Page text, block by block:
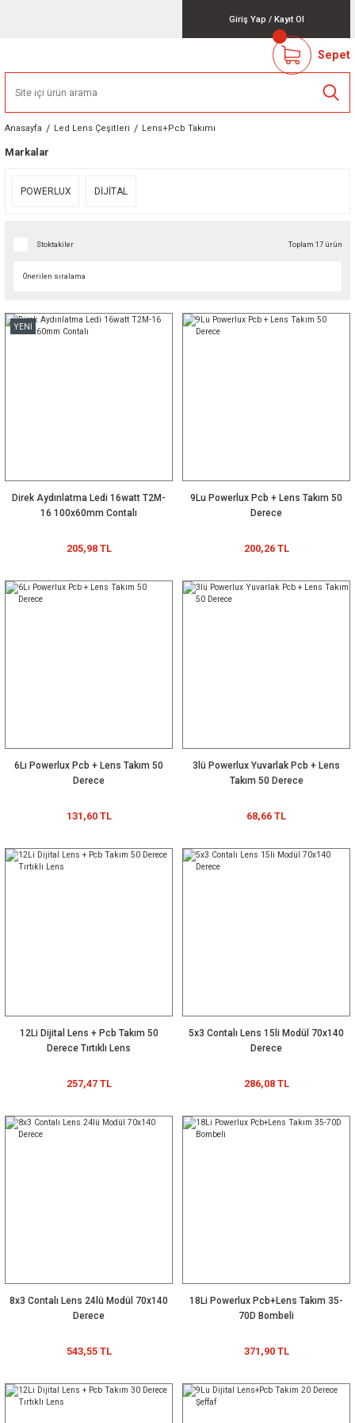
Giriş Yap / Kayıt Ol
Sepet
Anasayfa Led Lens Çeşitleri Lens+Pcb Takımı
Markalar
POWERLUX DİJİTAL
Stoktakiler Toplam 17 ürün
YENİ
Direk Aydınlatma Ledi 16watt T2M-
16 100x60mm Contalı
205,98 TL
9Lu Powerlux Pcb + Lens Takım 50
Derece
200,26 TL
6Lı Powerlux Pcb + Lens Takım 50
Derece
131,60 TL
3lü Powerlux Yuvarlak Pcb + Lens
Takım 50 Derece
68,66 TL
12Li Dijital Lens + Pcb Takım 50
Derece Tırtıklı Lens
257,47 TL
5x3 Contalı Lens 15li Modül 70x140
Derece
286,08 TL
8x3 Contalı Lens 24lü Modül 70x140
Derece
543,55 TL
18Li Powerlux Pcb+Lens Takım 35-
70D Bombeli
371,90 TL